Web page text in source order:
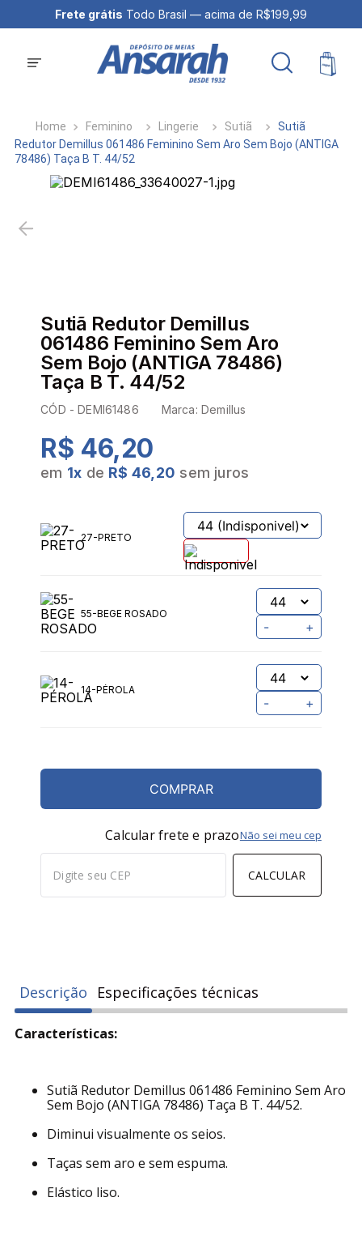
Frete grátis Todo Brasil — acima de R$199,99
Feminino Lingerie Sutiã
Sutiã
Redutor Demillus 061486 Feminino Sem Aro Sem Bojo (ANTIGA
78486) Taça B T. 44/52
Sutiã Redutor Demillus
061486 Feminino Sem Aro
Sem Bojo (ANTIGA 78486)
Taça B T. 44/52
CÓD -DEMI61486 Marca:Demillus
R$ 46,20
em 1x de R$ 46,20 sem juros
27-PRETO
55-BEGE ROSADO
- +
14-PÉROLA
- +
COMPRAR
Calcular frete e prazo
CALCULAR
Não sei meu cep
Descrição Especificações técnicas
Características:
Sutiã Redutor Demillus 061486 Feminino Sem Aro
Sem Bojo (ANTIGA 78486) Taça B T. 44/52.
Diminui visualmente os seios.
Taças sem aro e sem espuma.
Elástico liso.